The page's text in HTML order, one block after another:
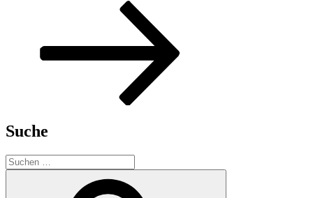
Suche
Suchen
nach: